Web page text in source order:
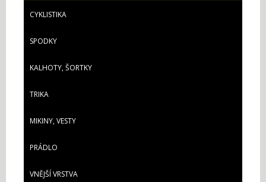
CYKLISTIKA
SPODKY
KALHOTY, ŠORTKY
TRIKA
MIKINY, VESTY
PRÁDLO
VNĚJŠÍ VRSTVA